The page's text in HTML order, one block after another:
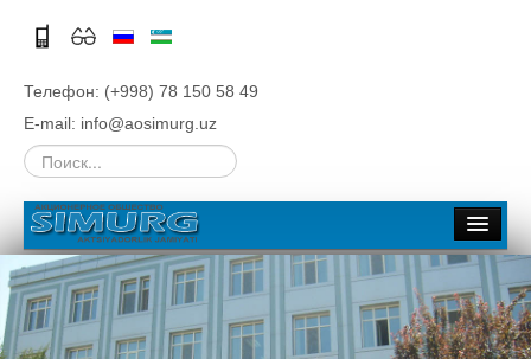
Телефон: (+998) 78 150 58 49
E-mail: info@aosimurg.uz
Искать...
Главная
Об обществе
Общая информация
История